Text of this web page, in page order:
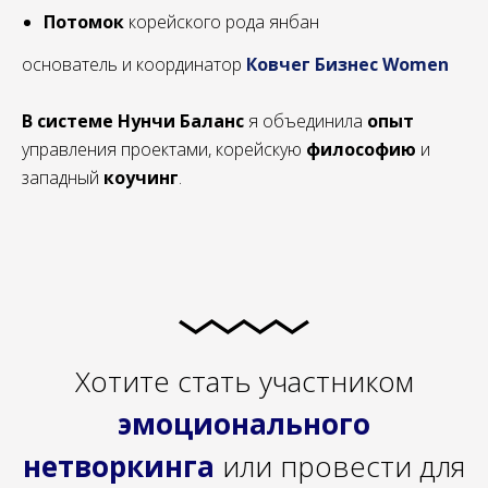
Потомок корейского рода янбан
основатель и координатор Ковчег Бизнес Women
В системе Нунчи Баланс я объединила опыт
управления проектами, корейскую философию и
западный коучинг.
Хотите стать участником
эмоционального
нетворкинга или провести для